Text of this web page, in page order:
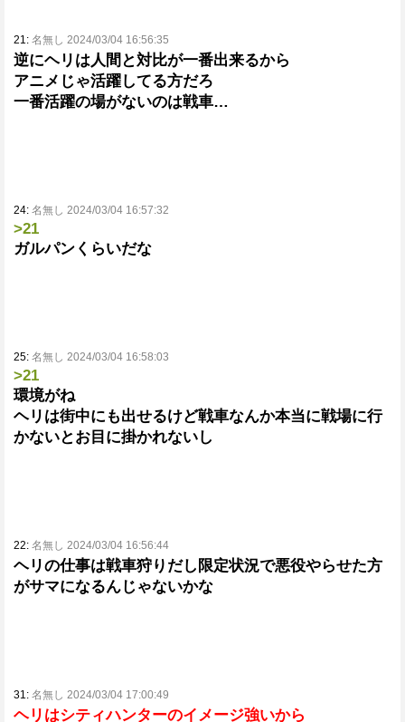
21: 名無し 2024/03/04 16:56:35
逆にヘリは人間と対比が一番出来るから
アニメじゃ活躍してる方だろ
一番活躍の場がないのは戦車…
24: 名無し 2024/03/04 16:57:32
>21
ガルパンくらいだな
25: 名無し 2024/03/04 16:58:03
>21
環境がね
ヘリは街中にも出せるけど戦車なんか本当に戦場に行
かないとお目に掛かれないし
22: 名無し 2024/03/04 16:56:44
ヘリの仕事は戦車狩りだし限定状況で悪役やらせた方
がサマになるんじゃないかな
31: 名無し 2024/03/04 17:00:49
ヘリはシティハンターのイメージ強いから